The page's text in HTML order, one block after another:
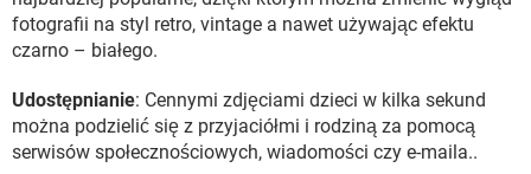
fotografii na styl retro, vintage a nawet używając efektu
czarno – białego.
Udostępnianie: Cennymi zdjęciami dzieci w kilka sekund
można podzielić się z przyjaciółmi i rodziną za pomocą
serwisów społecznościowych, wiadomości czy e-maila..